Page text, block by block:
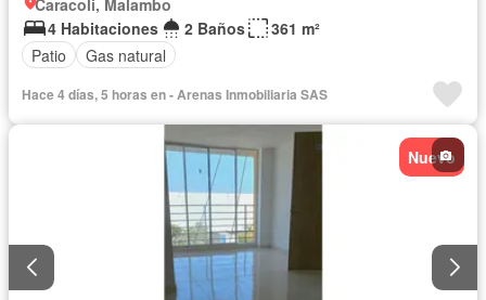
Caracoli, Malambo
4 Habitaciones
2 Baños
361 m²
Patio
Gas natural
Hace 4 días, 5 horas en - Arenas Inmobiliaria SAS
Nuevo